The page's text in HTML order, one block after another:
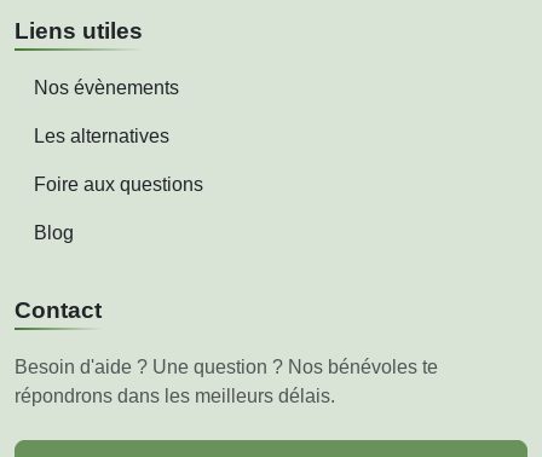
Liens utiles
Nos évènements
Les alternatives
Foire aux questions
Blog
Contact
Besoin d'aide ? Une question ? Nos bénévoles te
répondrons dans les meilleurs délais.